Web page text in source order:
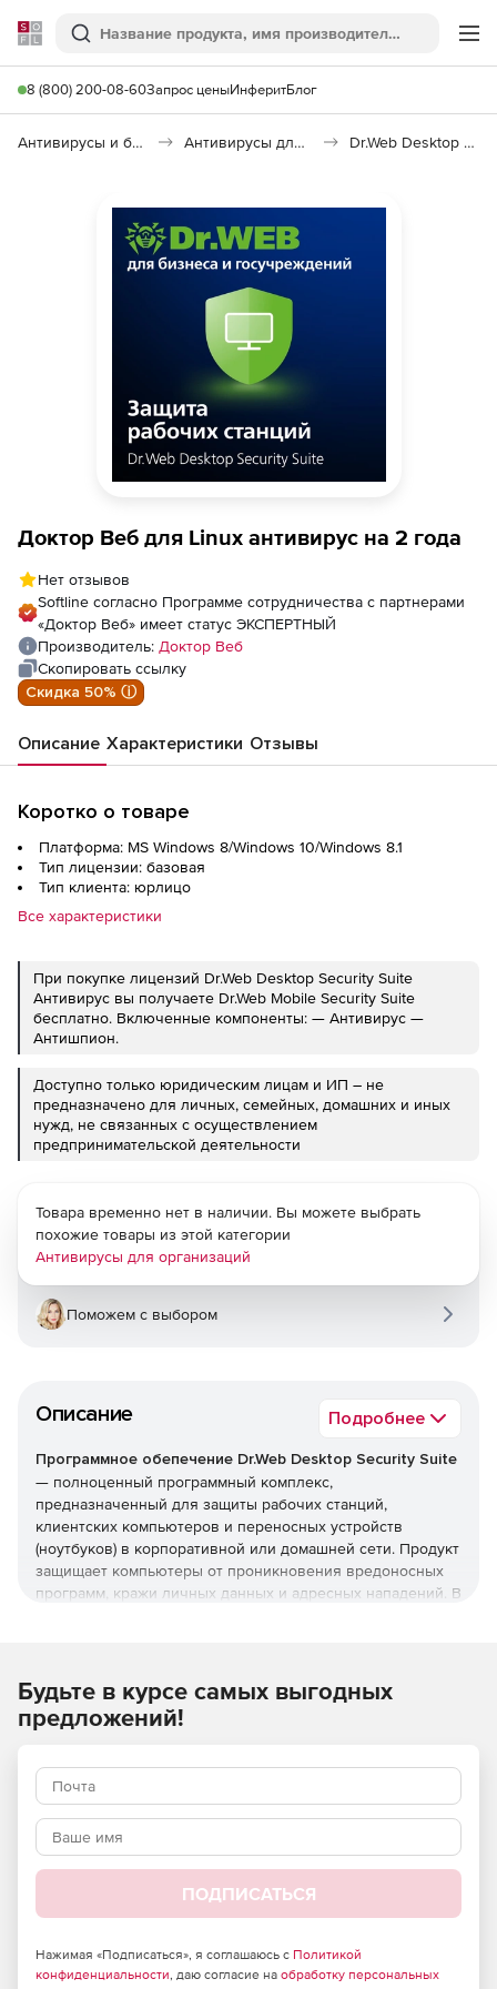
Softline
Поиск
8 (800) 200-08-60Запрос ценыИнферитБлог
Антивирусы и безопасность Антивирусы для организаций Dr.Web Desktop Security Suite
Доктор Веб для Linux антивирус на 2 года
Нет отзывов
Softline согласно Программе сотрудничества с партнерами
«Доктор Веб» имеет статус ЭКСПЕРТНЫЙ
Производитель: Доктор Веб
Скопировать ссылку
Скидка 50% ⓘ
Описание Характеристики Отзывы
Коротко о товаре
Платформа: MS Windows 8/Windows 10/Windows 8.1
Тип лицензии: базовая
Тип клиента: юрлицо
Все характеристики
При покупке лицензий Dr.Web Desktop Security Suite
Антивирус вы получаете Dr.Web Mobile Security Suite
бесплатно. Включенные компоненты: — Антивирус —
Антишпион.
Доступно только юридическим лицам и ИП – не
предназначено для личных, семейных, домашних и иных
нужд, не связанных с осуществлением
предпринимательской деятельности
Описание Подробнее
Программное обепечение Dr.Web Desktop Security Suite
— полноценный программный комплекс,
предназначенный для защиты рабочих станций,
клиентских компьютеров и переносных устройств
(ноутбуков) в корпоративной или домашней сети. Продукт
защищает компьютеры от проникновения вредоносных
программ, кражи личных данных и адресных нападений. В
проведения платежей.
Security Suite
Наличие сертификатов
Dr.Web Desktop Security Suite имеет сертификаты
соответствия ФСТЭК России и ФСБ. Это означает, что
продукт можно использовать в организациях, требующих
Security Suite полностью соответствует требованиям
закона о защите персональных данных, предъявляемым к
Товара временно нет в наличии. Вы можете выбрать
похожие товары из этой категории
Антивирусы для организаций
Поможем с выбором
Будьте в курсе самых выгодных
предложений!
ПОДПИСАТЬСЯ
Нажимая «Подписаться», я соглашаюсь с Политикой
конфиденциальности, даю согласие на обработку персональных